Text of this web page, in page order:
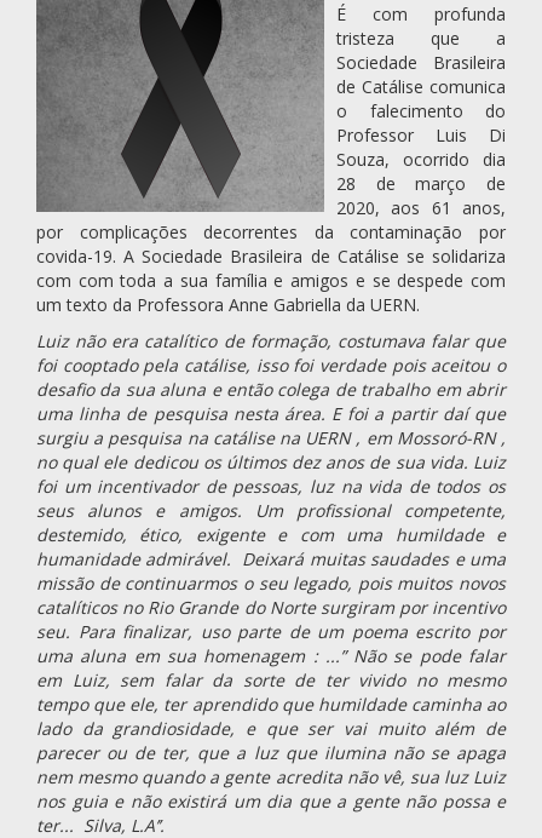
É com profunda
tristeza que a
Sociedade Brasileira
de Catálise comunica
o falecimento do
Professor Luis Di
Souza, ocorrido dia
28 de março de
2020, aos 61 anos,
por complicações decorrentes da contaminação por
covida-19. A Sociedade Brasileira de Catálise se solidariza
com com toda a sua família e amigos e se despede com
um texto da Professora Anne Gabriella da UERN.
Luiz não era catalítico de formação, costumava falar que
foi cooptado pela catálise, isso foi verdade pois aceitou o
desafio da sua aluna e então colega de trabalho em abrir
uma linha de pesquisa nesta área. E foi a partir daí que
surgiu a pesquisa na catálise na UERN , em Mossoró-RN ,
no qual ele dedicou os últimos dez anos de sua vida. Luiz
foi um incentivador de pessoas, luz na vida de todos os
seus alunos e amigos. Um profissional competente,
destemido, ético, exigente e com uma humildade e
humanidade admirável. Deixará muitas saudades e uma
missão de continuarmos o seu legado, pois muitos novos
catalíticos no Rio Grande do Norte surgiram por incentivo
seu. Para finalizar, uso parte de um poema escrito por
uma aluna em sua homenagem : ...” Não se pode falar
em Luiz, sem falar da sorte de ter vivido no mesmo
tempo que ele, ter aprendido que humildade caminha ao
lado da grandiosidade, e que ser vai muito além de
parecer ou de ter, que a luz que ilumina não se apaga
nem mesmo quando a gente acredita não vê, sua luz Luiz
nos guia e não existirá um dia que a gente não possa e
ter... Silva, L.A’’.